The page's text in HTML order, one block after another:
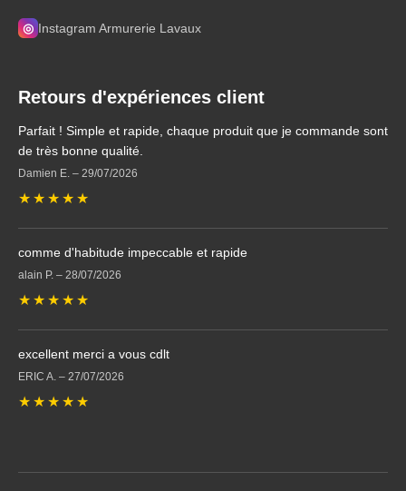
◎ Instagram Armurerie Lavaux
Retours d'expériences client
Parfait ! Simple et rapide, chaque produit que je commande sont
de très bonne qualité.
Damien E. – 29/07/2026
★ ★ ★ ★ ★
comme d'habitude impeccable et rapide
alain P. – 28/07/2026
★ ★ ★ ★ ★
excellent merci a vous cdlt
ERIC A. – 27/07/2026
★ ★ ★ ★ ★